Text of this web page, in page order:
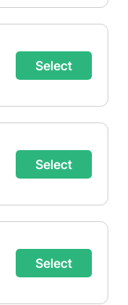
Select
Select
Select